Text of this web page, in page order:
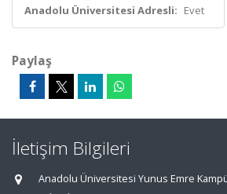
Anadolu Üniversitesi Adresli: Evet
Paylaş
İletişim Bilgileri
Anadolu Üniversitesi Yunus Emre